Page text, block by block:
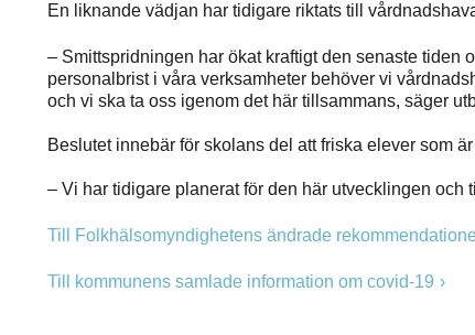
En liknande vädjan har tidigare riktats till
– Smittspridningen har ökat kraftigt den senaste tiden
personalbrist i våra verksamheter behöver vi
och vi ska ta oss igenom det här tillsammans, säger
Beslutet innebär för skolans del att friska elever som
– Vi har tidigare planerat för den här utvecklingen
Till Folkhälsomyndighetens ändrade
Till kommunens samlade information om covid-19